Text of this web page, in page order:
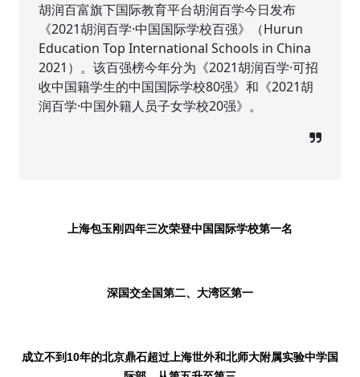
胡润百富旗下国际教育平台胡润百学今日发布
《2021胡润百学·中国国际学校百强》（Hurun
Education Top International Schools in China
2021）。该百强榜今年分为《2021胡润百学·可招
收中国籍学生的中国国际学校80强》和《2021胡
润百学·中国外籍人员子女学校20强》。
上海包玉刚四年三次荣登中国国际学校第一名
深国交全国第二、大湾区第一
成立不到 10年的北京鼎石超过上海世外和北师大附属实验中学国